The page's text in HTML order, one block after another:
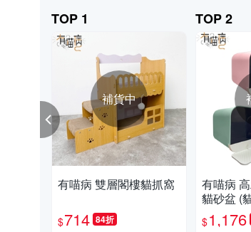
TOP 1
補貨中
有喵病 雙層閣樓貓抓窩
$714 84折
TOP 2
有喵病
貓砂盆 (
尿盆)
$1,176